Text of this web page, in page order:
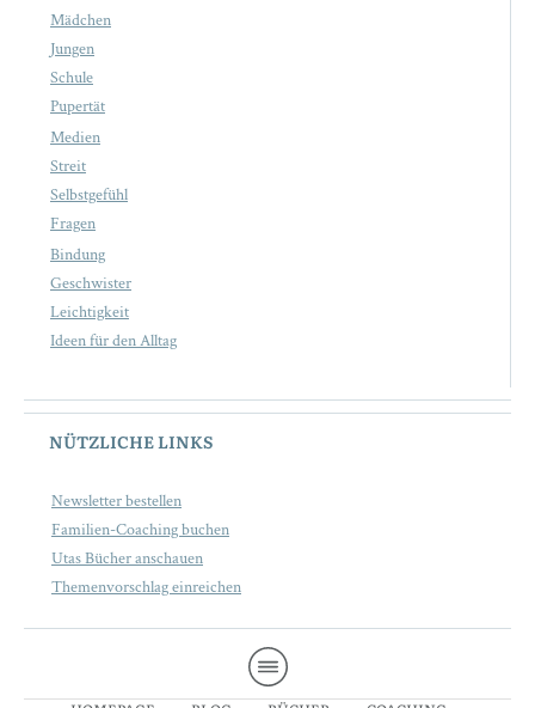
Mädchen
Jungen
Schule
Pupertät
Medien
Streit
Selbstgefühl
Fragen
Bindung
Geschwister
Leichtigkeit
Ideen für den Alltag
NÜTZLICHE LINKS
Newsletter bestellen
Familien-Coaching buchen
Utas Bücher anschauen
Themenvorschlag einreichen